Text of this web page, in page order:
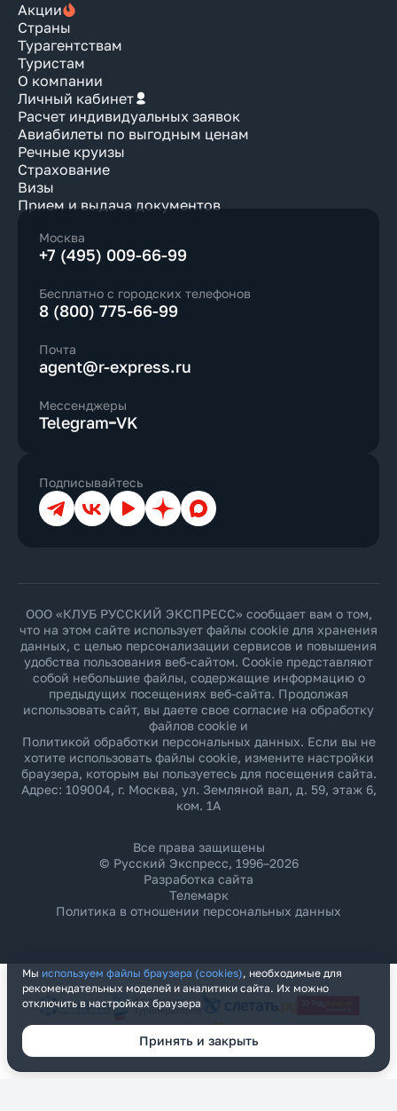
Акции
Страны
Турагентствам
Туристам
О компании
Личный кабинет
Расчет индивидуальных заявок
Авиабилеты по выгодным ценам
Речные круизы
Страхование
Визы
Прием и выдача документов
Москва
+7 (495) 009-66-99
Бесплатно с городских телефонов
8 (800) 775-66-99
Почта
agent@r-express.ru
Мессенджеры
Telegram VK
Подписывайтесь
ТелеграмВКонтакте
YouTubeДзен Max
ООО «КЛУБ РУССКИЙ ЭКСПРЕСС» сообщает вам о том,
что на этом сайте использует файлы cookie для хранения
данных, с целью персонализации сервисов и повышения
удобства пользования веб-сайтом. Cookie представляют
собой небольшие файлы, содержащие информацию о
предыдущих посещениях веб-сайта. Продолжая
использовать сайт, вы даете свое согласие на обработку
файлов cookie и
Политикой обработки персональных данных. Если вы не
хотите использовать файлы cookie, измените настройки
браузера, которым вы пользуетесь для посещения сайта.
Адрес: 109004, г. Москва, ул. Земляной вал, д. 59, этаж 6,
ком. 1А
Все права защищены
© Русский Экспресс, 1996–2026
Разработка сайта
Телемарк
Политика в отношении персональных данных
Мы используем файлы браузера (cookies), необходимые для
рекомендательных моделей и аналитики сайта. Их можно
отключить в настройках браузера
Принять и закрыть